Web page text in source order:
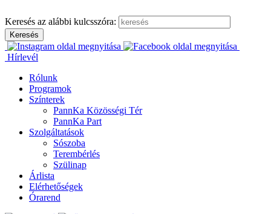
Keresés az alábbi kulcsszóra:
Hírlevél
Rólunk
Programok
Színterek
PannKa Közösségi Tér
PannKa Part
Szolgáltatások
Sószoba
Terembérlés
Szülinap
Árlista
Elérhetőségek
Órarend